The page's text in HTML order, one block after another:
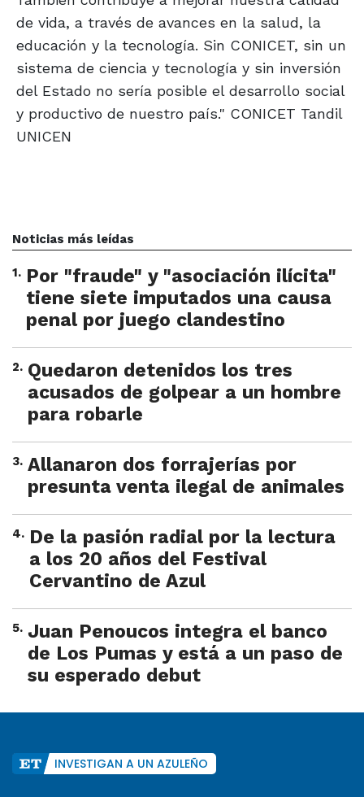
de vida, a través de avances en la salud, la
educación y la tecnología. Sin CONICET, sin un
sistema de ciencia y tecnología y sin inversión
del Estado no sería posible el desarrollo social
y productivo de nuestro país." CONICET Tandil
UNICEN
Noticias más leídas
1. Por "fraude" y "asociación ilícita"
tiene siete imputados una causa
penal por juego clandestino
2. Quedaron detenidos los tres
acusados de golpear a un hombre
para robarle
3. Allanaron dos forrajerías por
presunta venta ilegal de animales
4. De la pasión radial por la lectura
a los 20 años del Festival
Cervantino de Azul
5. Juan Penoucos integra el banco
de Los Pumas y está a un paso de
su esperado debut
INVESTIGAN A UN AZULEÑO